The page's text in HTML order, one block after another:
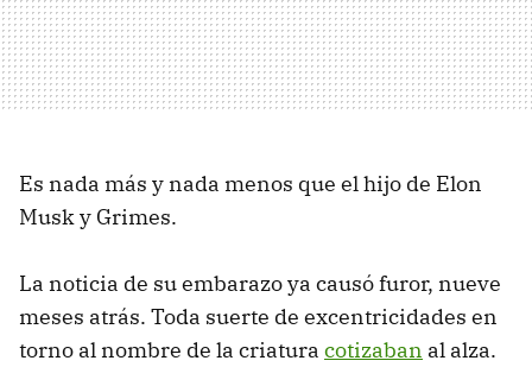
Es nada más y nada menos que el hijo de Elon
Musk y Grimes.
La noticia de su embarazo ya causó furor, nueve
meses atrás. Toda suerte de excentricidades en
torno al nombre de la criatura cotizaban al alza.